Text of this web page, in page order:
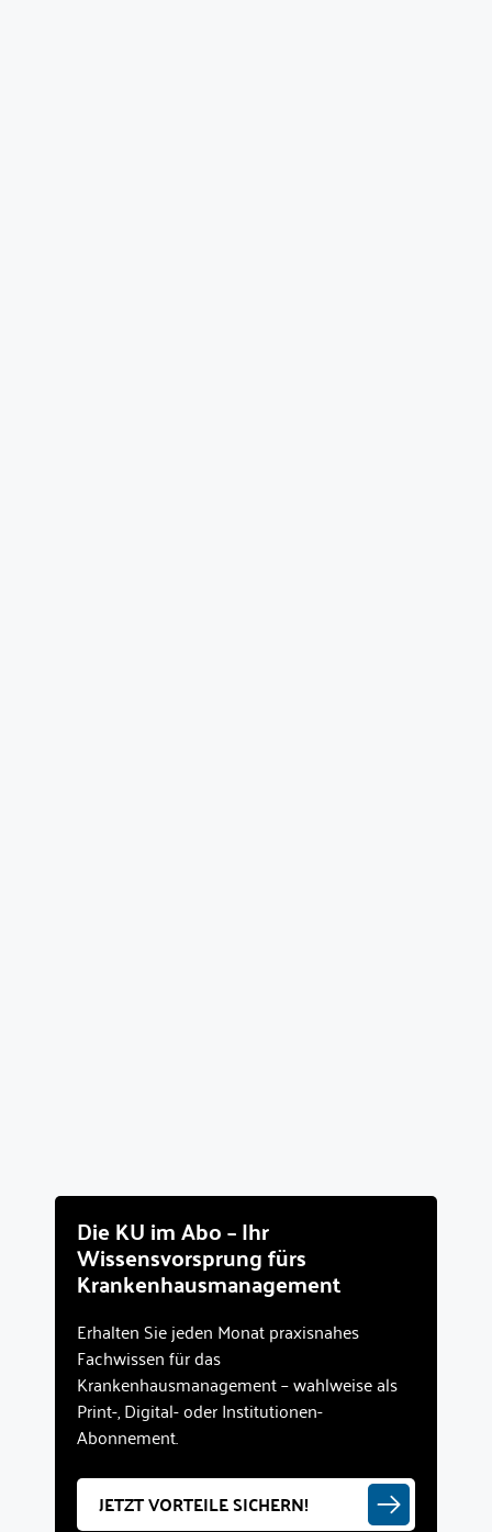
Die KU im Abo – Ihr
Wissensvorsprung fürs
Krankenhausmanagement
Erhalten Sie jeden Monat praxisnahes
Fachwissen für das
Krankenhausmanagement – wahlweise als
Print-, Digital- oder Institutionen-
Abonnement.
JETZT VORTEILE SICHERN!